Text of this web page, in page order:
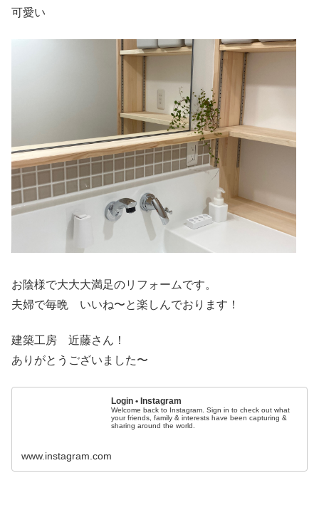
可愛い
お陰様で大大大満足のリフォームです。
夫婦で毎晩 いいね〜と楽しんでおります！
建築工房 近藤さん！
ありがとうございました〜
Login • Instagram
Welcome back to Instagram. Sign in to check out what
your friends, family & interests have been capturing &
sharing around the world.
www.instagram.com